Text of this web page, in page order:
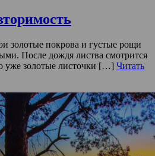
золотые покрова и густые рощи
После дождя листва смотрится
уже золотые листочки […] Читать